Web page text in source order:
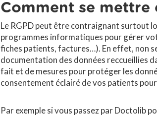
Comment se mettre
Le RGPD peut être contraignant surtout
programmes informatiques pour gérer
fiches patients, factures…). En effet, non
documentation des données reccueillies
fait et de mesures pour protéger les
consentement éclairé de vos patients
Par exemple si vous passez par Doctolib